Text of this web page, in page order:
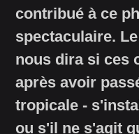
contribué à ce
spectaculaire.
nous dira si ces
après avoir
tropicale -
ou s'il ne s'agit